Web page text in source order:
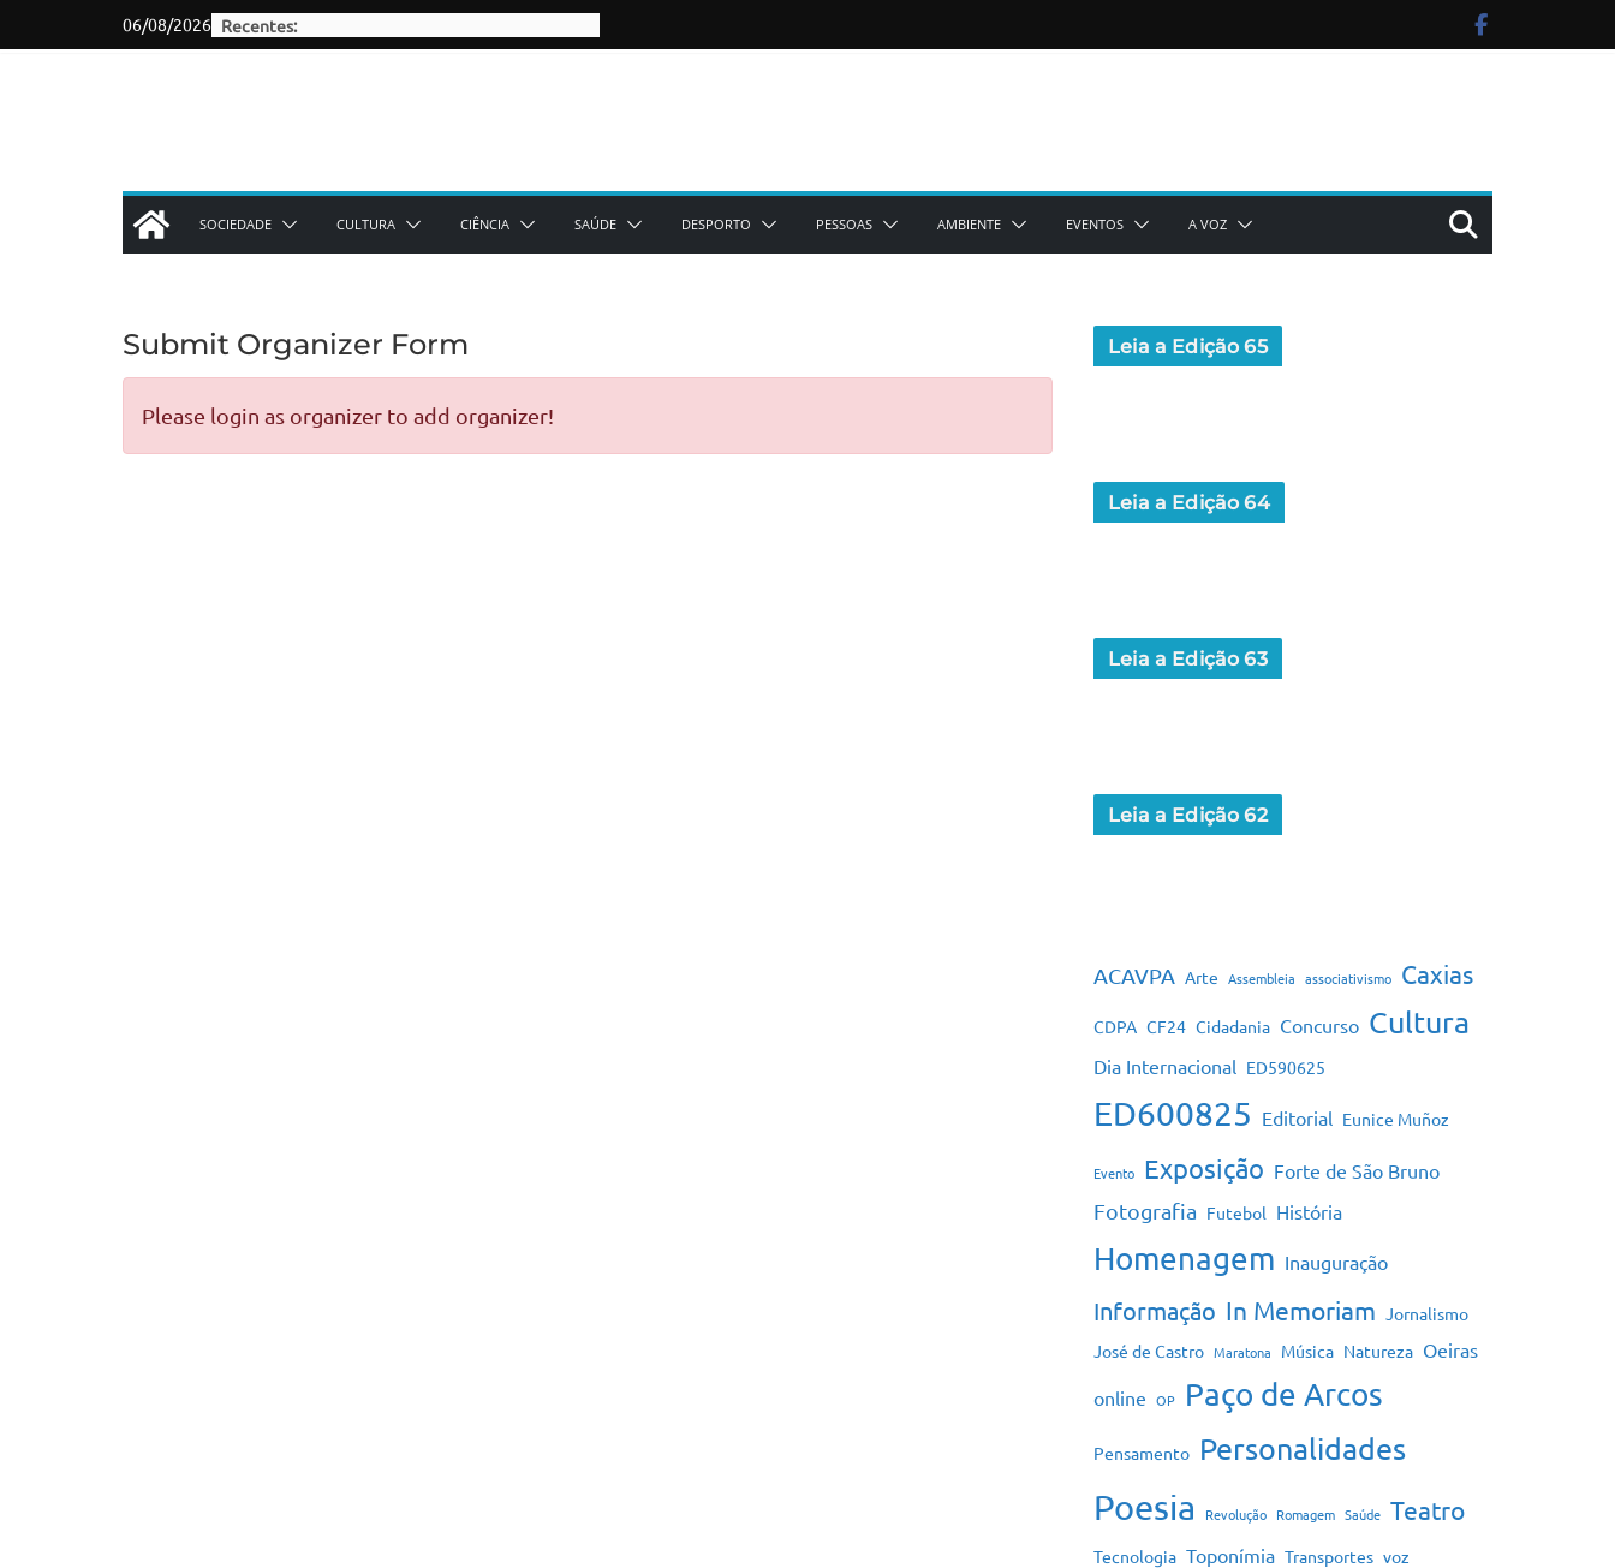
to
06/08/2026 Recentes:
SOCIEDADE CULTURA CIÊNCIA SAÚDE DESPORTO PESSOAS AMBIENTE EVENTOS A VOZ
Submit Organizer Form
Please login as organizer to add organizer!
Leia a Edição 65
Leia a Edição 64
Leia a Edição 63
Leia a Edição 62
ACAVPA Arte Assembleia associativismo Caxias
CDPA CF24 Cidadania Concurso Cultura
Dia Internacional ED590625
ED600825 Editorial Eunice Muñoz
Evento Exposição Forte de São Bruno
Fotografia Futebol História
Homenagem Inauguração
Informação In Memoriam
Jornalismo
José de Castro Maratona Música Natureza Oeiras
online OP Paço de Arcos
Pensamento Personalidades
Poesia Revolução Romagem Saúde Teatro
Tecnologia Toponímia Transportes voz